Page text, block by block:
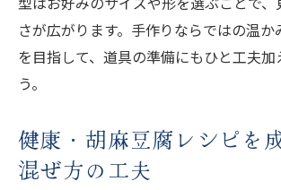
健康・胡麻豆腐作り方の時短
説
健康・胡麻豆腐が固まらない
健康・胡麻豆腐作り方のポイン
さが広がります。手作りならではの温か
を目指して、道具の準備にもひと工夫加
う。
健康・胡麻豆腐レシピを
混ぜ方の工夫